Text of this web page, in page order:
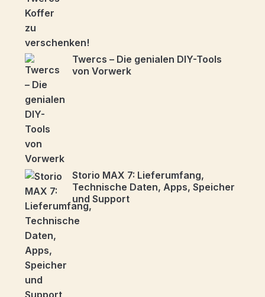
Twercs – Die genialen DIY-Tools
von Vorwerk
Storio MAX 7: Lieferumfang,
Technische Daten, Apps, Speicher
und Support